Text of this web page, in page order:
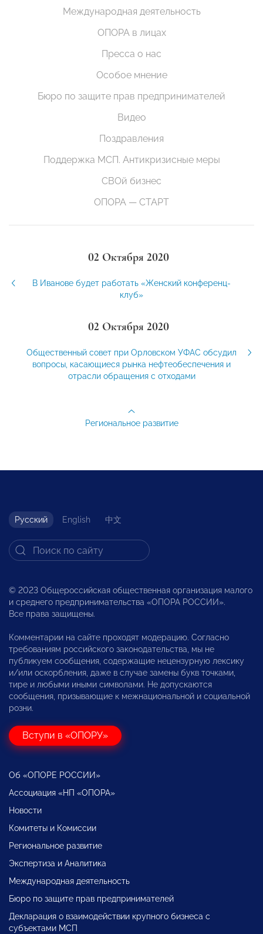
Международная деятельность
ОПОРА в лицах
Пресса о нас
Особое мнение
Бюро по защите прав предпринимателей
Видео
Поздравления
Поддержка МСП. Антикризисные меры
СВОй бизнес
ОПОРА — СТАРТ
02 Октября 2020
В Иванове будет работать «Женский конференц-
клуб»
02 Октября 2020
Общественный совет при Орловском УФАС обсудил
вопросы, касающиеся рынка нефтеобеспечения и
отрасли обращения с отходами
Региональное развитие
Русский English 中文
© 2023 Общероссийская общественная организация малого
и среднего предпринимательства «ОПОРА РОССИИ».
Все права защищены.
Комментарии на сайте проходят модерацию. Согласно
требованиям российского законодательства, мы не
публикуем сообщения, содержащие нецензурную лексику
и/или оскорбления, даже в случае замены букв точками,
тире и любыми иными символами. Не допускаются
сообщения, призывающие к межнациональной и социальной
розни.
Вступи в «ОПОРУ»
Об «ОПОРЕ РОССИИ»
Ассоциация «НП «ОПОРА»
Новости
Комитеты и Комиссии
Региональное развитие
Экспертиза и Аналитика
Международная деятельность
Бюро по защите прав предпринимателей
Декларация о взаимодействии крупного бизнеса с
субъектами МСП